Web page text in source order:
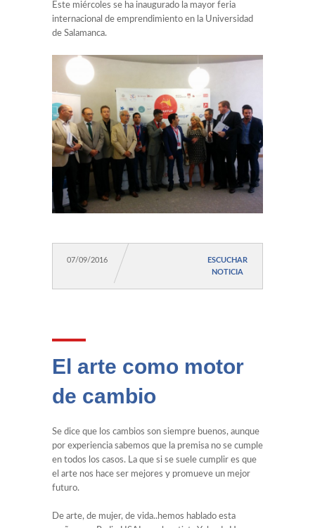
Este miércoles se ha inaugurado la mayor feria
internacional de emprendimiento en la Universidad
de Salamanca.
07/09/2016
ESCUCHAR
NOTICIA
El arte como motor
de cambio
Se dice que los cambios son siempre buenos, aunque
por experiencia sabemos que la premisa no se cumple
en todos los casos. La que si se suele cumplir es que
el arte nos hace ser mejores y promueve un mejor
futuro.
De arte, de mujer, de vida..hemos hablado esta